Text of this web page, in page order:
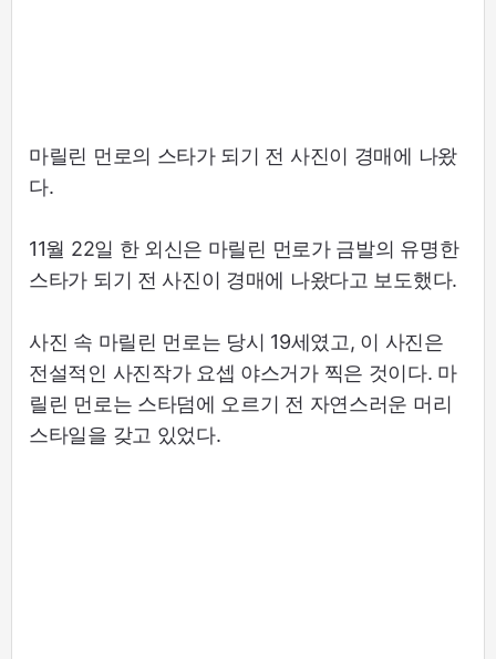
마릴린 먼로의 스타가 되기 전 사진이 경매에 나왔
다.
11월 22일 한 외신은 마릴린 먼로가 금발의 유명한
스타가 되기 전 사진이 경매에 나왔다고 보도했다.
사진 속 마릴린 먼로는 당시 19세였고, 이 사진은
전설적인 사진작가 요셉 야스거가 찍은 것이다. 마
릴린 먼로는 스타덤에 오르기 전 자연스러운 머리
스타일을 갖고 있었다.